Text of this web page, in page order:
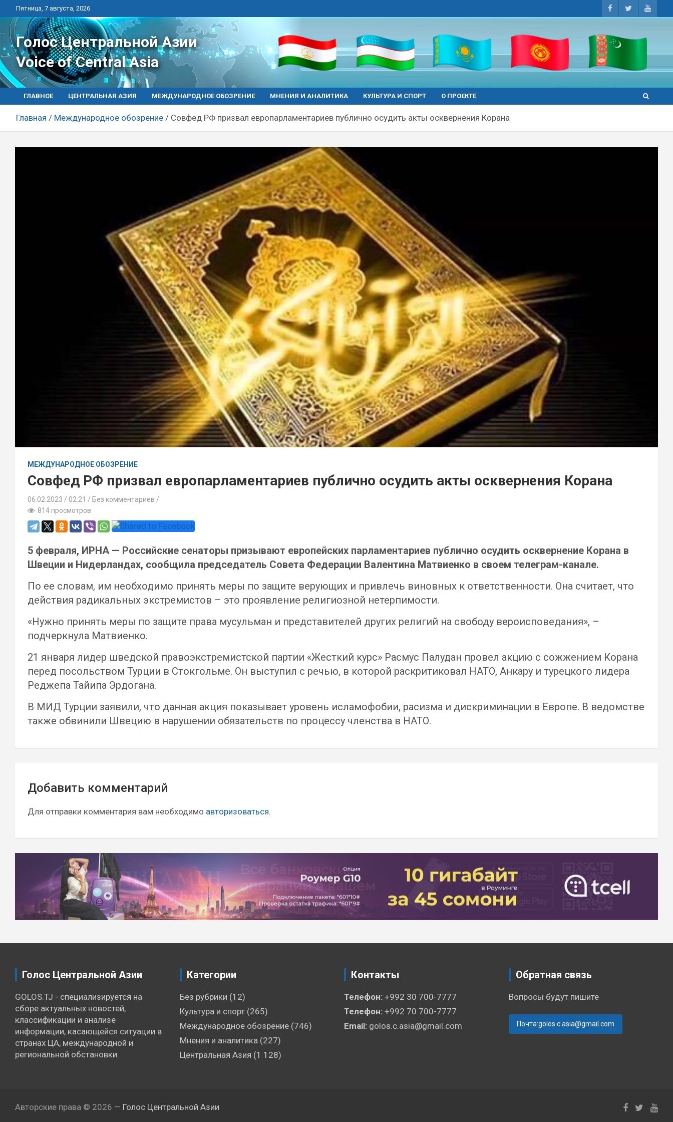
Перейти
к
контенту
Пятница, 7 августа, 2026
Голос Центральной Азии
Voice of Central Asia
ГЛАВНОЕ ЦЕНТРАЛЬНАЯ АЗИЯ МЕЖДУНАРОДНОЕ ОБОЗРЕНИЕ МНЕНИЯ И АНАЛИТИКА КУЛЬТУРА И СПОРТ О ПРОЕКТЕ
Главная Международное обозрение Совфед РФ призвал европарламентариев публично осудить акты осквернения Корана
МЕЖДУНАРОДНОЕ ОБОЗРЕНИЕ
Совфед РФ призвал европарламентариев публично осудить акты осквернения Корана
06.02.2023 02:21 / Без комментариев
814 просмотров
5 февраля, ИРНА — Российские сенаторы призывают европейских парламентариев публично осудить осквернение Корана в
Швеции и Нидерландах, сообщила председатель Совета Федерации Валентина Матвиенко в своем телеграм-канале.
По ее словам, им необходимо принять меры по защите верующих и привлечь виновных к ответственности. Она считает, что
действия радикальных экстремистов – это проявление религиозной нетерпимости.
«Нужно принять меры по защите права мусульман и представителей других религий на свободу вероисповедания», –
подчеркнула Матвиенко.
21 января лидер шведской правоэкстремистской партии «Жесткий курс» Расмус Палудан провел акцию с сожжением Корана
перед посольством Турции в Стокгольме. Он выступил с речью, в которой раскритиковал НАТО, Анкару и турецкого лидера
Реджепа Тайипа Эрдогана.
В МИД Турции заявили, что данная акция показывает уровень исламофобии, расизма и дискриминации в Европе. В ведомстве
также обвинили Швецию в нарушении обязательств по процессу членства в НАТО.
по
записям
Добавить комментарий
Для отправки комментария вам необходимо авторизоваться.
Голос Центральной Азии
GOLOS.TJ - специализируется на
сборе актуальных новостей,
классификации и анализе
информации, касающейся ситуации в
странах ЦА, международной и
региональной обстановки.
Категории
Без рубрики (12)
Культура и спорт(265)
Международное обозрение(746)
Мнения и аналитика (227)
Центральная Азия (1 128)
Контакты
Телефон: +992 30 700-7777
Телефон: +992 70 700-7777
Email: golos.c.asia@gmail.com
Обратная связь
Вопросы будут пишите
Почта:golos.c.asia@gmail.com
Авторские права © 2026 — Голос Центральной Азии